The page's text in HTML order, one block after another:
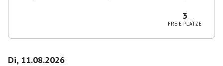
3
FREIE PLÄTZE
Di, 11.08.2026